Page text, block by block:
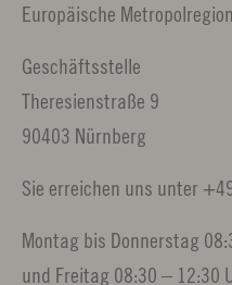
Europäische
Geschäftsstelle
Theresienstraße 9
90403 Nürnberg
Sie erreichen uns unter
Montag bis Donnerstag
und Freitag 08:30 – 12:30